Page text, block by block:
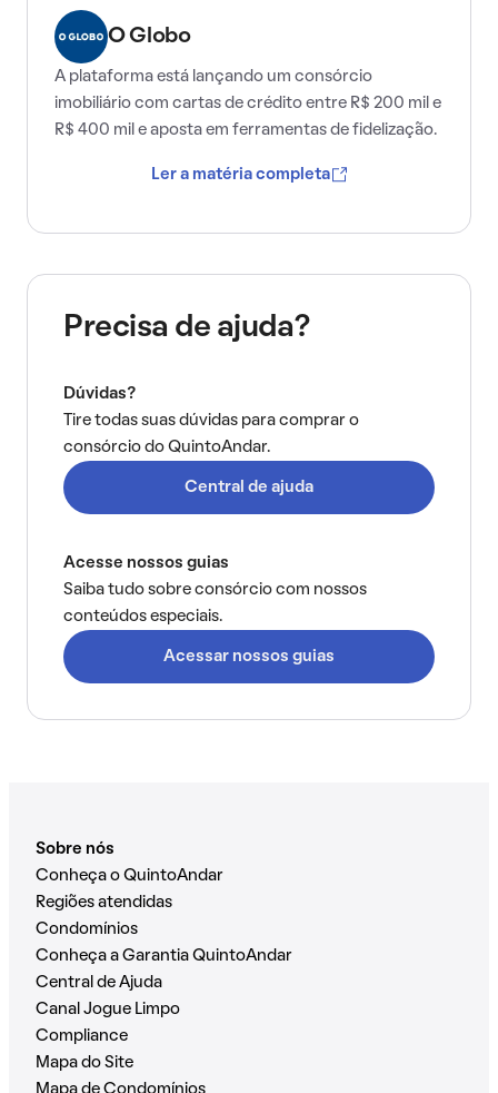
O Globo
A plataforma está lançando um consórcio
imobiliário com cartas de crédito entre R$ 200 mil e
R$ 400 mil e aposta em ferramentas de fidelização.
Ler a matéria completa
Precisa de ajuda?
Dúvidas?
Tire todas suas dúvidas para comprar o
consórcio do QuintoAndar.
Central de ajuda
Acesse nossos guias
Saiba tudo sobre consórcio com nossos
conteúdos especiais.
Acessar nossos guias
Sobre nós
Conheça o QuintoAndar
Regiões atendidas
Condomínios
Conheça a Garantia QuintoAndar
Central de Ajuda
Canal Jogue Limpo
Compliance
Mapa do Site